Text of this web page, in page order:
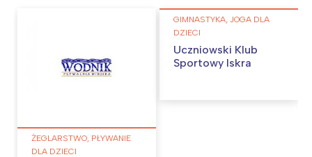
ŻEGLARSTWO, PŁYWANIE
DLA DZIECI
GIMNASTYKA, JOGA DLA
DZIECI
Uczniowski Klub
Sportowy Iskra